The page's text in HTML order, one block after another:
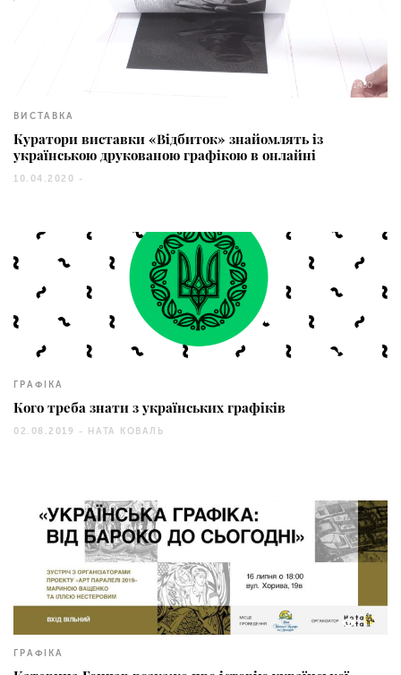
1450
ВИСТАВКА
Куратори виставки «Відбиток» знайомлять із
українською друкованою графікою в онлайні
10.04.2020 -
ГРАФІКА
Кого треба знати з українських графіків
02.08.2019 - НАТА КОВАЛЬ
31
ГРАФІКА